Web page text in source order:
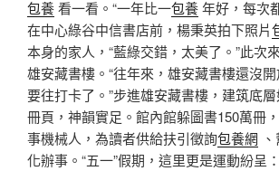
包養看一看。“一年比一包養年好，每次
在中心綠谷中信書店前，楊秉英拍下照片
本身的家人，“藍綠交錯，太美了。”此次
雄安藏書樓。“往年來，雄安藏書樓還沒
要往打卡了。”步進雄安藏書樓，建筑底
冊頁，神韻實足。館內館躲圖書150萬冊
事機械人，為讀者供給扶引徵詢包養網
化辦事。“五一”假期，這里更是運動紛呈